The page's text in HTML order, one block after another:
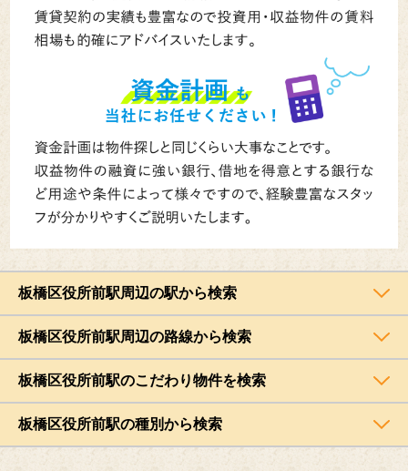
板橋区役所前駅周辺の駅から検索
板橋区役所前駅周辺の路線から検索
板橋区役所前駅のこだわり物件を検索
板橋区役所前駅の種別から検索